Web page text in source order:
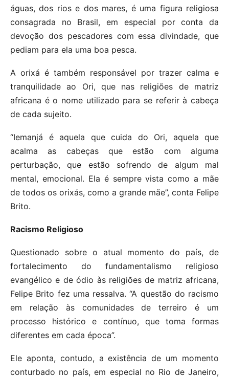
águas, dos rios e dos mares, é uma figura religiosa
consagrada no Brasil, em especial por conta da
devoção dos pescadores com essa divindade, que
pediam para ela uma boa pesca.
A orixá é também responsável por trazer calma e
tranquilidade ao Ori, que nas religiões de matriz
africana é o nome utilizado para se referir à cabeça
de cada sujeito.
“Iemanjá é aquela que cuida do Ori, aquela que
acalma as cabeças que estão com alguma
perturbação, que estão sofrendo de algum mal
mental, emocional. Ela é sempre vista como a mãe
de todos os orixás, como a grande mãe”, conta Felipe
Brito.
Racismo Religioso
Questionado sobre o atual momento do país, de
fortalecimento do fundamentalismo religioso
evangélico e de ódio às religiões de matriz africana,
Felipe Brito fez uma ressalva. “A questão do racismo
em relação às comunidades de terreiro é um
processo histórico e contínuo, que toma formas
diferentes em cada época”.
Ele aponta, contudo, a existência de um momento
conturbado no país, em especial no Rio de Janeiro,